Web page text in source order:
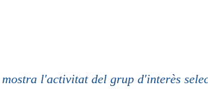
mostra l'activitat del grup d'interès